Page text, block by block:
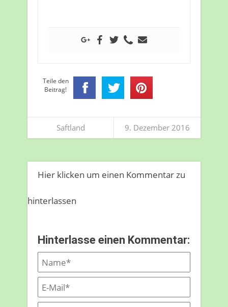
Teile den
Beitrag!
Saftland 9. Dezember 2016
Hier klicken um einen Kommentar zu
hinterlassen
Hinterlasse einen Kommentar: